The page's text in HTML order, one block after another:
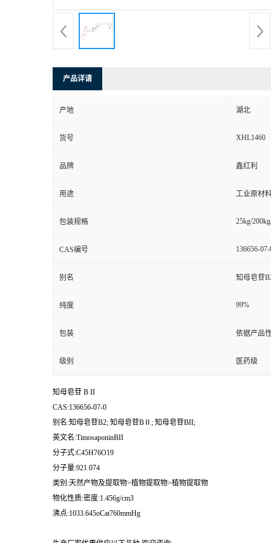
产品详请
产地 湖北
货号 XHL1460
品牌 鑫红利
用途 工业原材
包装规格 25kg/
CAS编号 136656-07-
别名 知母皂苷
纯度 99%
包装 依据产品
级别 医药级
知母皂苷 B II
CAS:136656-07-0
别名:知母皂苷B2; 知母皂苷BⅡ; 知母皂苷BII;
英文名:TimosaponinBII
分子式:C45H76O19
分子量:921.074
类别:天然产物及提取物>植物提取物>植物提取物
物化性质:密度:1.456g/cm3
沸点:1033.645oCat760mmHg